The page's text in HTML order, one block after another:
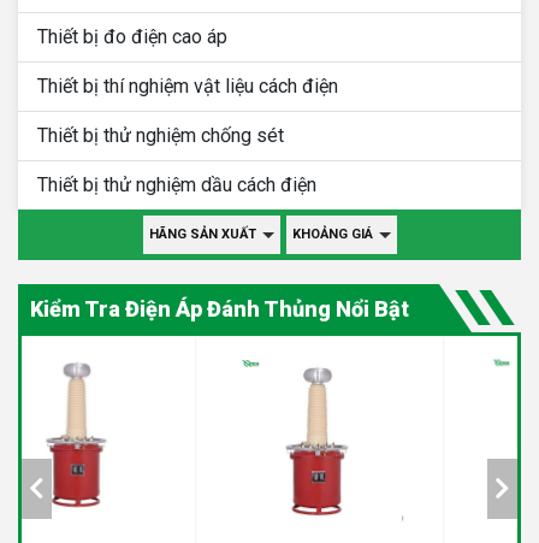
Kiểm Tra Điện Áp Đánh Thủng Nổi Bật
Thiết bị đo điện cao áp
Thiết bị thí nghiệm vật liệu cách điện
Thiết bị thử nghiệm chống sét
Thiết bị thử nghiệm dầu cách điện
HÃNG SẢN XUẤT KHOẢNG GIÁ